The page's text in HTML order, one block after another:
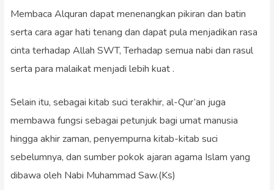
Membaca Alquran dapat menenangkan pikiran dan batin
serta cara agar hati tenang dan dapat pula menjadikan rasa
cinta terhadap Allah SWT, Terhadap semua nabi dan rasul
serta para malaikat menjadi lebih kuat .
Selain itu, sebagai kitab suci terakhir, al-Qur’an juga
membawa fungsi sebagai petunjuk bagi umat manusia
hingga akhir zaman, penyempurna kitab-kitab suci
sebelumnya, dan sumber pokok ajaran agama Islam yang
dibawa oleh Nabi Muhammad Saw.(Ks)